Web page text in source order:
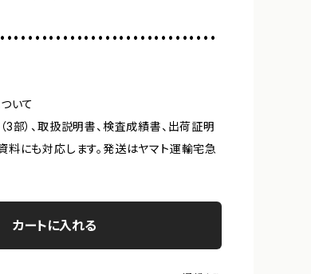
いて
3部）、取扱説明書、検査成績書、出荷証明
料にも対応します。発送はヤマト運輸宅急
カートに入れる